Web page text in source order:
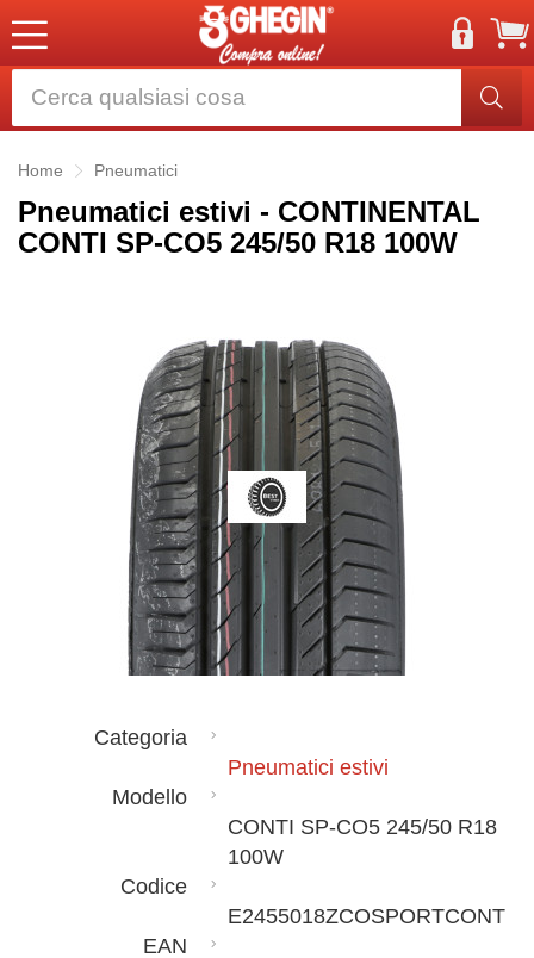
Home Pneumatici
Pneumatici estivi - CONTINENTAL
CONTI SP-CO5 245/50 R18 100W
Categoria
Pneumatici estivi
Modello
CONTI SP-CO5 245/50 R18
100W
Codice
E2455018ZCOSPORTCONT
EAN